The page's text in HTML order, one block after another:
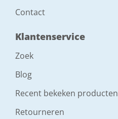
Contact
Klantenservice
Zoek
Blog
Recent bekeken producten
Retourneren